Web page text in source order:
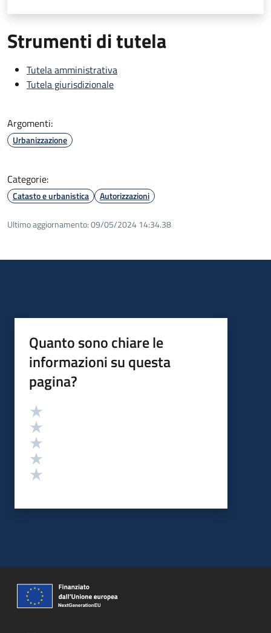
Strumenti di tutela
Tutela amministrativa
Tutela giurisdizionale
Argomenti:
Urbanizzazione
Categorie:
Catasto e urbanistica Autorizzazioni
Ultimo aggiornamento:09/05/2024 14:34.38
Quanto sono chiare le
informazioni su questa
pagina?
Valutazione